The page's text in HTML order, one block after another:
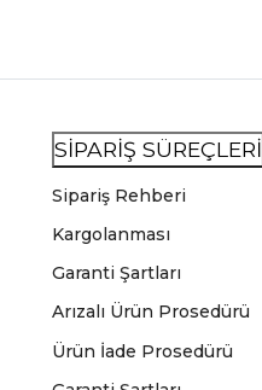
SİPARİŞ SÜREÇLERİ
Sipariş Rehberi
Kargolanması
Garanti Şartları
Arızalı Ürün Prosedürü
Ürün İade Prosedürü